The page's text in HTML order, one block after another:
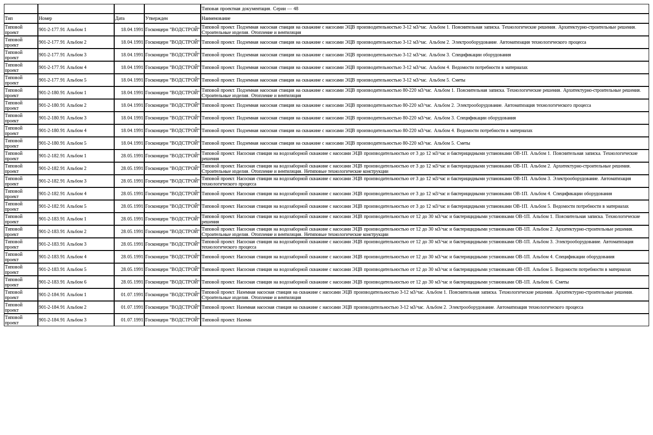
Типовая проектная документация. Серии — 48
Тип
Номер Дата Утвержден
Наименование
Типовой
проект
901-2-177.91 Альбом 1 18.04.1991 Госконцерн "ВОДСТРОЙ" Типовой проект. Подземная насосная станция на скважине с насосами ЭЦВ производительностью 3-12 м3/час. Альбом 1. Пояснительная записка. Технологические решения. Архитектурно-строительные решения.
Строительные изделия. Отопление и вентиляция
Типовой
проект
901-2-177.91 Альбом 2 18.04.1991 Госконцерн "ВОДСТРОЙ" Типовой проект. Подземная насосная станция на скважине с насосами ЭЦВ производительностью 3-12 м3/час. Альбом 2. Электрооборудование. Автоматизация технологического процесса
Типовой
проект
901-2-177.91 Альбом 3 18.04.1991 Госконцерн "ВОДСТРОЙ" Типовой проект. Подземная насосная станция на скважине с насосами ЭЦВ производительностью 3-12 м3/час. Альбом 3. Спецификации оборудования
Типовой
проект
901-2-177.91 Альбом 4 18.04.1991 Госконцерн "ВОДСТРОЙ" Типовой проект. Подземная насосная станция на скважине с насосами ЭЦВ производительностью 3-12 м3/час. Альбом 4. Ведомости потребности в материалах
Типовой
проект
901-2-177.91 Альбом 5 18.04.1991 Госконцерн "ВОДСТРОЙ" Типовой проект. Подземная насосная станция на скважине с насосами ЭЦВ производительностью 3-12 м3/час. Альбом 5. Сметы
Типовой
проект
901-2-180.91 Альбом 1 18.04.1991 Госконцерн "ВОДСТРОЙ" Типовой проект. Подземная насосная станция на скважине с насосами ЭЦВ производительностью 80-220 м3/час. Альбом 1. Пояснительная записка. Технологические решения. Архитектурно-строительные решения.
Строительные изделия. Отопление и вентиляция
Типовой
проект
901-2-180.91 Альбом 2 18.04.1991 Госконцерн "ВОДСТРОЙ" Типовой проект. Подземная насосная станция на скважине с насосами ЭЦВ производительностью 80-220 м3/час. Альбом 2. Электрооборудование. Автоматизация технологического процесса
Типовой
проект
901-2-180.91 Альбом 3 18.04.1991 Госконцерн "ВОДСТРОЙ" Типовой проект. Подземная насосная станция на скважине с насосами ЭЦВ производительностью 80-220 м3/час. Альбом 3. Спецификации оборудования
Типовой
проект
901-2-180.91 Альбом 4 18.04.1991 Госконцерн "ВОДСТРОЙ" Типовой проект. Подземная насосная станция на скважине с насосами ЭЦВ производительностью 80-220 м3/час. Альбом 4. Ведомости потребности в материалах
Типовой
проект
901-2-180.91 Альбом 5 18.04.1991 Госконцерн "ВОДСТРОЙ" Типовой проект. Подземная насосная станция на скважине с насосами ЭЦВ производительностью 80-220 м3/час. Альбом 5. Сметы
Типовой
проект
901-2-182.91 Альбом 1 28.05.1991 Госконцерн "ВОДСТРОЙ" Типовой проект. Насосная станция на водозаборной скважине с насосами ЭЦВ производительностью от 3 до 12 м3/час и бактерицидными установками ОВ-1П. Альбом 1. Пояснительная записка. Технологические
решения
Типовой
проект
901-2-182.91 Альбом 2 28.05.1991 Госконцерн "ВОДСТРОЙ" Типовой проект. Насосная станция на водозаборной скважине с насосами ЭЦВ производительностью от 3 до 12 м3/час и бактерицидными установками ОВ-1П. Альбом 2. Архитектурно-строительные решения.
Строительные изделия. Отопление и вентиляция. Нетиповые технологические конструкции
Типовой
проект
901-2-182.91 Альбом 3 28.05.1991 Госконцерн "ВОДСТРОЙ" Типовой проект. Насосная станция на водозаборной скважине с насосами ЭЦВ производительностью от 3 до 12 м3/час и бактерицидными установками ОВ-1П. Альбом 3. Электрооборудование. Автоматизация
технологического процесса
Типовой
проект
901-2-182.91 Альбом 4 28.05.1991 Госконцерн "ВОДСТРОЙ" Типовой проект. Насосная станция на водозаборной скважине с насосами ЭЦВ производительностью от 3 до 12 м3/час и бактерицидными установками ОВ-1П. Альбом 4. Спецификации оборудования
Типовой
проект
901-2-182.91 Альбом 5 28.05.1991 Госконцерн "ВОДСТРОЙ" Типовой проект. Насосная станция на водозаборной скважине с насосами ЭЦВ производительностью от 3 до 12 м3/час и бактерицидными установками ОВ-1П. Альбом 5. Ведомости потребности в материалах
Типовой
проект
901-2-183.91 Альбом 1 28.05.1991 Госконцерн "ВОДСТРОЙ" Типовой проект. Насосная станция на водозаборной скважине с насосами ЭЦВ производительностью от 12 до 30 м3/час и бактерицидными установками ОВ-1П. Альбом 1. Пояснительная записка. Технологические
решения
Типовой
проект
901-2-183.91 Альбом 2 28.05.1991 Госконцерн "ВОДСТРОЙ" Типовой проект. Насосная станция на водозаборной скважине с насосами ЭЦВ производительностью от 12 до 30 м3/час и бактерицидными установками ОВ-1П. Альбом 2. Архитектурно-строительные решения.
Строительные изделия. Отопление и вентиляция. Нетиповые технологические конструкции
Типовой
проект
901-2-183.91 Альбом 3 28.05.1991 Госконцерн "ВОДСТРОЙ" Типовой проект. Насосная станция на водозаборной скважине с насосами ЭЦВ производительностью от 12 до 30 м3/час и бактерицидными установками ОВ-1П. Альбом 3. Электрооборудование. Автоматизация
технологического процесса
Типовой
проект
901-2-183.91 Альбом 4 28.05.1991 Госконцерн "ВОДСТРОЙ" Типовой проект. Насосная станция на водозаборной скважине с насосами ЭЦВ производительностью от 12 до 30 м3/час и бактерицидными установками ОВ-1П. Альбом 4. Спецификации оборудования
Типовой
проект
901-2-183.91 Альбом 5 28.05.1991 Госконцерн "ВОДСТРОЙ" Типовой проект. Насосная станция на водозаборной скважине с насосами ЭЦВ производительностью от 12 до 30 м3/час и бактерицидными установками ОВ-1П. Альбом 5. Ведомости потребности в материалах
Типовой
проект
901-2-183.91 Альбом 6 28.05.1991 Госконцерн "ВОДСТРОЙ" Типовой проект. Насосная станция на водозаборной скважине с насосами ЭЦВ производительностью от 12 до 30 м3/час и бактерицидными установками ОВ-1П. Альбом 6. Сметы
Типовой
проект
901-2-184.91 Альбом 1 01.07.1991 Госконцерн "ВОДСТРОЙ" Типовой проект. Наземная насосная станция на скважине с насосами ЭЦВ производительностью 3-12 м3/час. Альбом 1. Пояснительная записка. Технологические решения. Архитектурно-строительные решения.
Строительные изделия. Отопление и вентиляция
Типовой
проект
901-2-184.91 Альбом 2 01.07.1991 Госконцерн "ВОДСТРОЙ" Типовой проект. Наземная насосная станция на скважине с насосами ЭЦВ производительностью 3-12 м3/час. Альбом 2. Электрооборудование. Автоматизация технологического процесса
Типовой
проект
901-2-184.91 Альбом 3 01.07.1991 Госконцерн "ВОДСТРОЙ" Типовой проект. Наземн